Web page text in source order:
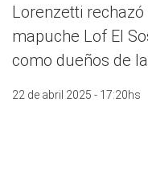
Lorenzetti
mapuche Lof El
como dueños de
22 de abril 2025 - 17:20hs